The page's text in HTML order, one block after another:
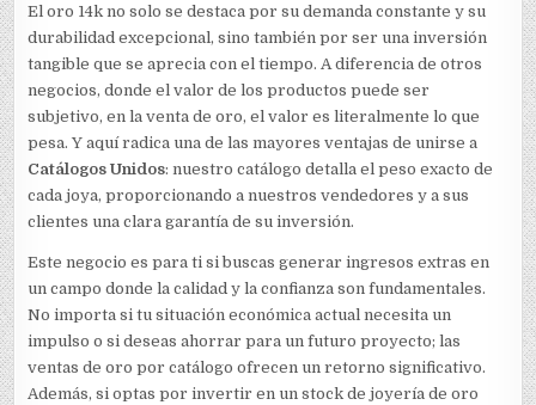
El oro 14k no solo se destaca por su demanda constante y su
durabilidad excepcional, sino también por ser una inversión
tangible que se aprecia con el tiempo. A diferencia de otros
negocios, donde el valor de los productos puede ser
subjetivo, en la venta de oro, el valor es literalmente lo que
pesa. Y aquí radica una de las mayores ventajas de unirse a
Catálogos Unidos: nuestro catálogo detalla el peso exacto de
cada joya, proporcionando a nuestros vendedores y a sus
clientes una clara garantía de su inversión.
Este negocio es para ti si buscas generar ingresos extras en
un campo donde la calidad y la confianza son fundamentales.
No importa si tu situación económica actual necesita un
impulso o si deseas ahorrar para un futuro proyecto; las
ventas de oro por catálogo ofrecen un retorno significativo.
Además, si optas por invertir en un stock de joyería de oro